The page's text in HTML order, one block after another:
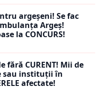
argeșeni! Se fac
Argeș!
la CONCURS!
fără CURENT! Mii de
sau instituții în
afectate!